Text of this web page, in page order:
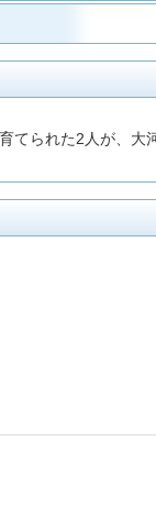
てられた2人が、